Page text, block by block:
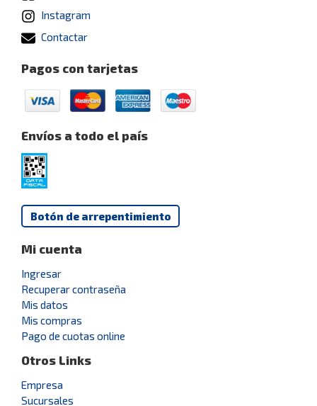
Instagram
Contactar
Pagos con tarjetas
Envíos a todo el país
Botón de arrepentimiento
Mi cuenta
Ingresar
Recuperar contraseña
Mis datos
Mis compras
Pago de cuotas online
Otros Links
Empresa
Sucursales